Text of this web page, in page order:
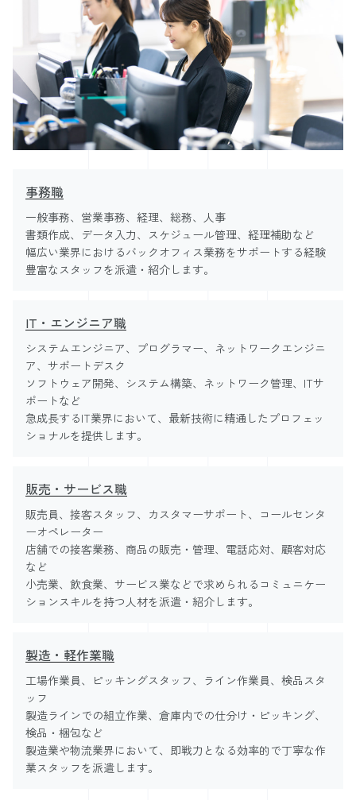
事務職
一般事務、営業事務、経理、総務、人事
書類作成、データ入力、スケジュール管理、経理補助など
幅広い業界におけるバックオフィス業務をサポートする経験
豊富なスタッフを派遣・紹介します。
IT・エンジニア職
システムエンジニア、プログラマー、ネットワークエンジニ
ア、サポートデスク
ソフトウェア開発、システム構築、ネットワーク管理、ITサ
ポートなど
急成長するIT業界において、最新技術に精通したプロフェッ
ショナルを提供します。
販売・サービス職
販売員、接客スタッフ、カスタマーサポート、コールセンタ
ーオペレーター
店舗での接客業務、商品の販売・管理、電話応対、顧客対応
など
小売業、飲食業、サービス業などで求められるコミュニケー
ションスキルを持つ人材を派遣・紹介します。
製造・軽作業職
工場作業員、ピッキングスタッフ、ライン作業員、検品スタ
ッフ
製造ラインでの組立作業、倉庫内での仕分け・ピッキング、
検品・梱包など
製造業や物流業界において、即戦力となる効率的で丁寧な作
業スタッフを派遣します。